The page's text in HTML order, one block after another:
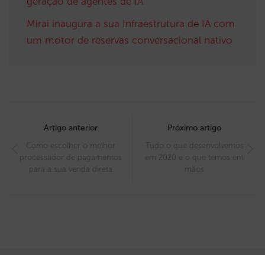
Mirai inaugura a sua Infraestrutura de IA com
um motor de reservas conversacional nativo
navigation
Artigo anterior
Como escolher o melhor
processador de pagamentos
para a sua venda direta
Próximo artigo
Tudo o que desenvolvemos
em 2020 e o que temos em
mãos